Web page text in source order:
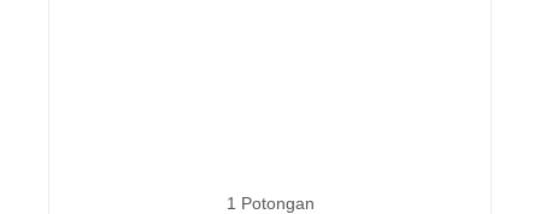
1 Potongan